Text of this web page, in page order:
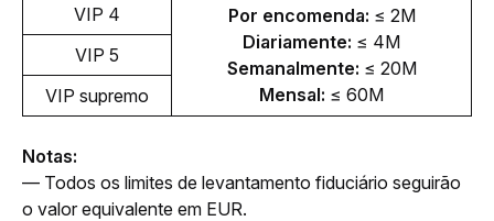
VIP 4 Por encomenda: ≤ 2M
Diariamente: ≤ 4M
Semanalmente: ≤ 20M
Mensal: ≤ 60M
VIP 5
VIP supremo
Notas:
— Todos os limites de levantamento fiduciário seguirão
o valor equivalente em EUR.